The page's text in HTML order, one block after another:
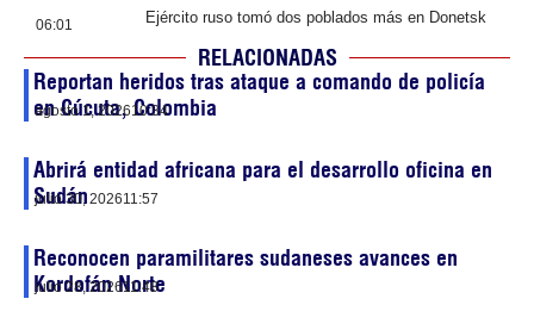
06:01 Ejército ruso tomó dos poblados más en Donetsk
RELACIONADAS
Reportan heridos tras ataque a comando de policía
en Cúcuta, Colombia
agosto 1, 202610:34
Abrirá entidad africana para el desarrollo oficina en
Sudán
julio 30, 202611:57
Reconocen paramilitares sudaneses avances en
Kordofán Norte
julio 28, 202611:48